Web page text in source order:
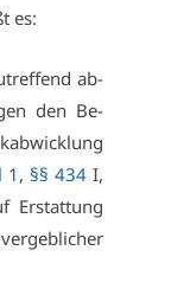
es:
ab­
den Be­
1, §§ 434 I,
Er­stat­tung